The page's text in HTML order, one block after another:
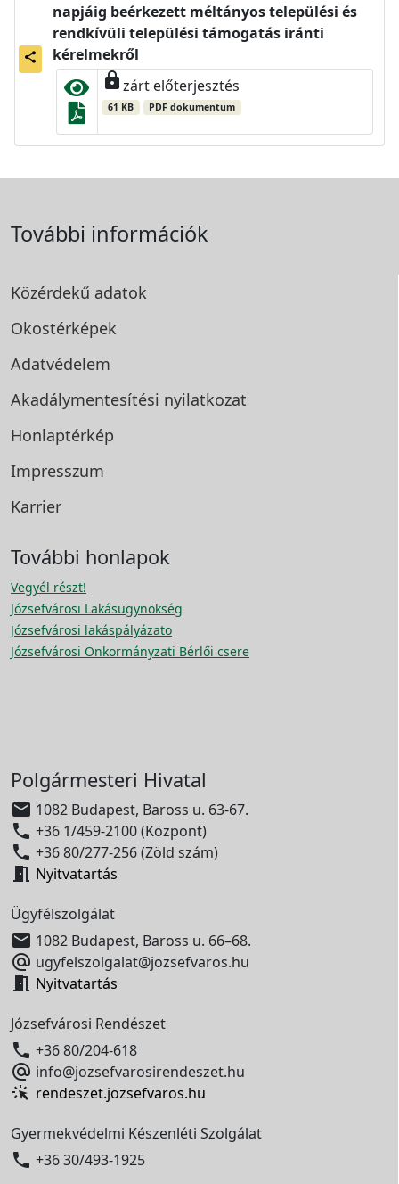
share
napjáig beérkezett méltányos települési és
rendkívüli települési támogatás iránti
kérelmekről
lockzárt előterjesztés
61 KB PDF dokumentum
További információk
Közérdekű adatok
Okostérképek
Adatvédelem
Akadálymentesítési nyilatkozat
Honlaptérkép
Impresszum
Karrier
További honlapok
Vegyél részt!
Józsefvárosi Lakásügynökség
Józsefvárosi lakáspályázato
Józsefvárosi Önkormányzati Bérlői csere
Polgármesteri Hivatal
 1082 Budapest, Baross u. 63-67.
 +36 1/459-2100 (Központ)
 +36 80/277-256 (Zöld szám)
 Nyitvatartás
Ügyfélszolgálat
 1082 Budapest, Baross u. 66–68.
 ugyfelszolgalat@jozsefvaros.hu
 Nyitvatartás
Józsefvárosi Rendészet
 +36 80/204-618
 info@jozsefvarosirendeszet.hu
rendeszet.jozsefvaros.hu
Gyermekvédelmi Készenléti Szolgálat
 +36 30/493-1925